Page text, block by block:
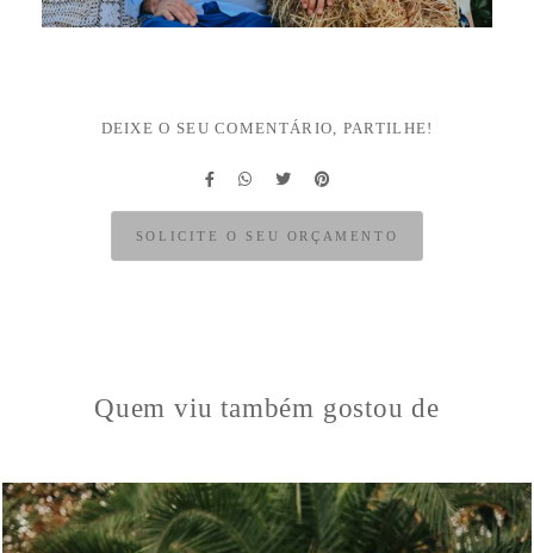
DEIXE O SEU COMENTÁRIO, PARTILHE!
SOLICITE O SEU ORÇAMENTO
Quem viu também gostou de